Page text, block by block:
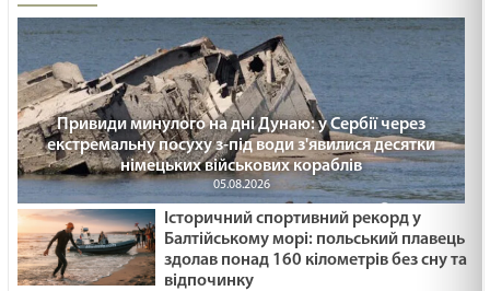
Привиди минулого на дні Дунаю: у Сербії через
екстремальну посуху з-під води з'явилися десятки
німецьких військових кораблів
05.08.2026
Історичний спортивний рекорд у
Балтійському морі: польський плавець
здолав понад 160 кілометрів без сну та
відпочинку